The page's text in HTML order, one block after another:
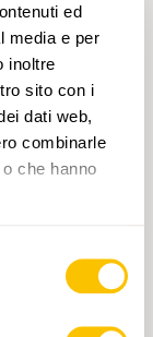
ed
media e per
inoltre
sito con i
dati web,
combinarle
che hanno
Piz Ela,
und der
die